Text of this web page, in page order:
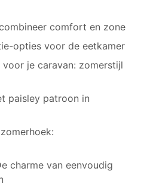
comfort en zone
opties voor de eetkamer
je caravan: zomerstijl
paisley patroon in
charme van eenvoudig